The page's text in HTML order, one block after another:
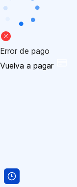
Error de pago
Vuelva a pagar